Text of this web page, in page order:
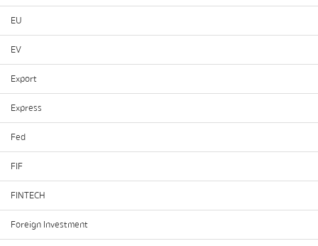
EU
EV
Export
Express
Fed
FIF
FINTECH
Foreign Investment